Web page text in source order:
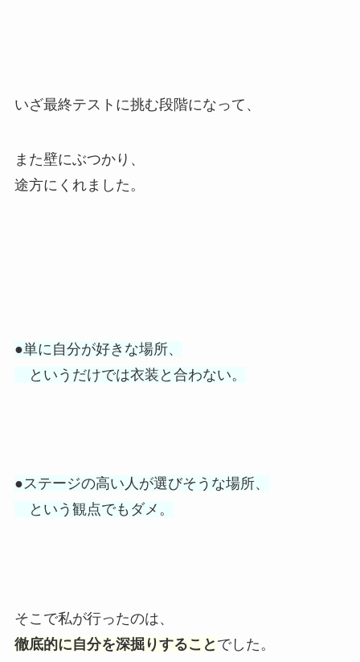
いざ最終テストに挑む段階になって、
また壁にぶつかり、
途方にくれました。
●単に自分が好きな場所、
というだけでは衣装と合わない。
●ステージの高い人が選びそうな場所、
という観点でもダメ。
そこで私が行ったのは、
徹底的に自分を深掘りすること でした。